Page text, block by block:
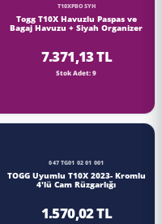
T10XPBOSYH
Togg T10X Havuzlu Paspas ve
Bagaj Havuzu + Siyah Organizer
7.371,13 TL
Stok Adet: 9
047 TG01 02 01 001
TOGG Uyumlu T10X 2023- Kromlu
4'lü Cam Rüzgarlığı
1.570,02 TL